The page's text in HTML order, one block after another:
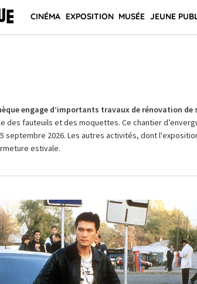
CINÉMA EXPOSITION MUSÉE JEUNE
engage d’importants travaux de rénovation de
des fauteuils et des moquettes. Ce chantier
septembre 2026. Les autres activités, dont
estivale.